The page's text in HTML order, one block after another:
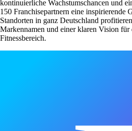
kontinuierliche Wachstumschancen und
150 Franchisepartnern eine inspirierende
Standorten in ganz Deutschland
Markennamen und einer klaren Vision
Fitnessbereich.